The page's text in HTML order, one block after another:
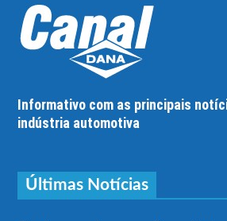
Informativo com as principais
indústria automotiva
Últimas Notícias